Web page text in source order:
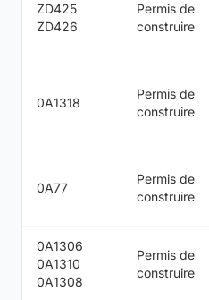
ZD425
ZD426
Permis de
construire
0A1318
Permis de
construire
0A77
Permis de
construire
0A1306
0A1310
0A1308
Permis de
construire